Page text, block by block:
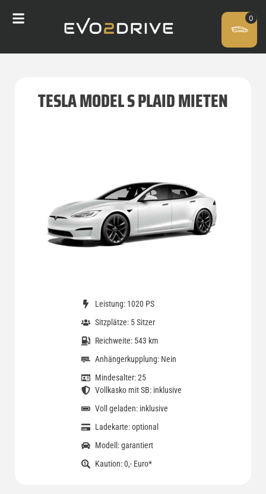
TESLA MODEL S PLAID MIETEN
Leistung: 1020 PS
Sitzplätze: 5 Sitzer
Reichweite: 543 km
Anhängerkupplung: Nein
Mindesalter: 25
Vollkasko mit SB: inklusive
Voll geladen: inklusive
Ladekarte: optional
Modell: garantiert
Kaution: 0,- Euro*